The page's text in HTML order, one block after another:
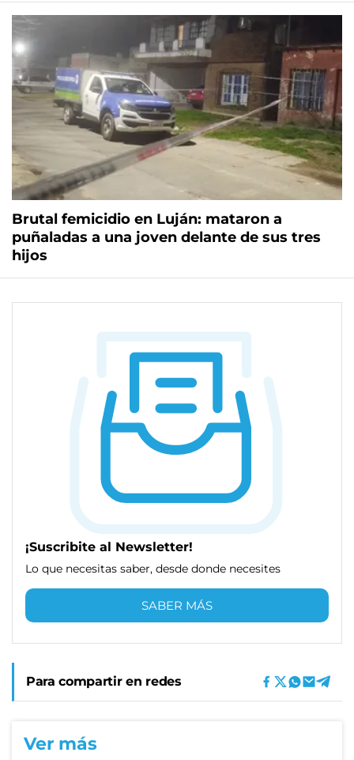
Brutal femicidio en Luján: mataron a
puñaladas a una joven delante de sus tres
hijos
¡Suscribite al Newsletter!
Lo que necesitas saber, desde donde necesites
SABER MÁS
Para compartir en redes
Ver más